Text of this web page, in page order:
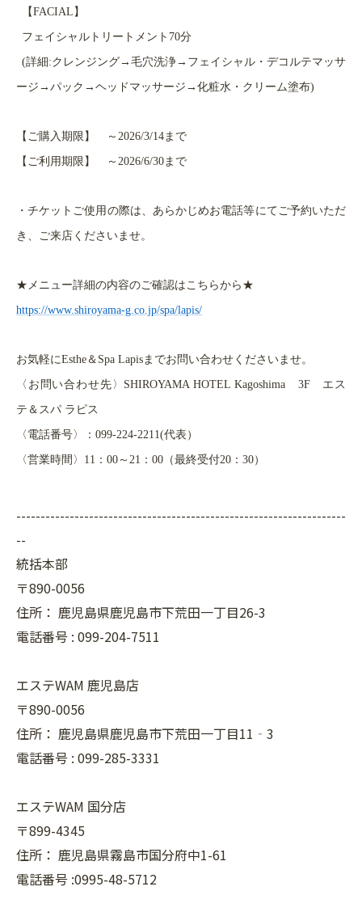
【FACIAL】
フェイシャルトリートメント70分
(詳細:クレンジング→毛穴洗浄→フェイシャル・デコルテマッサ
ージ→パック→ヘッドマッサージ→化粧水・クリーム塗布)
【ご購入期限】 ～2026/3/14まで
【ご利用期限】 ～2026/6/30まで
・チケットご使用の際は、あらかじめお電話等にてご予約いただ
き、ご来店くださいませ。
★メニュー詳細の内容のご確認はこちらから★
https://www.shiroyama-g.co.jp/spa/lapis/
お気軽にEsthe＆Spa Lapisまでお問い合わせくださいませ。
〈お問い合わせ先〉SHIROYAMA HOTEL Kagoshima 3F エス
テ＆スパ ラピス
〈電話番号〉：099-224-2211(代表）
〈営業時間〉11：00～21：00（最終受付20：30）
--------------------------------------------------------------------
--
統括本部
〒890-0056
住所： 鹿児島県鹿児島市下荒田一丁目26-3
電話番号 : 099-204-7511
エステWAM 鹿児島店
〒890-0056
住所： 鹿児島県鹿児島市下荒田一丁目11‐3
電話番号 : 099-285-3331
エステWAM 国分店
〒899-4345
住所： 鹿児島県霧島市国分府中1-61
電話番号 :0995-48-5712